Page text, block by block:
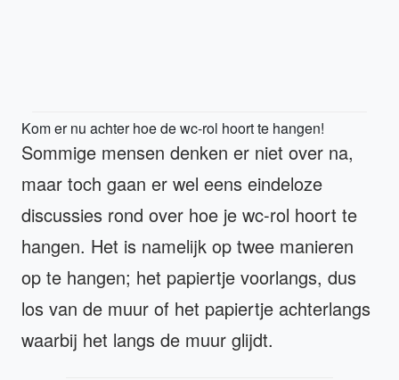
Kom er nu achter hoe de wc-rol hoort te hangen!
Sommige mensen denken er niet over na,
maar toch gaan er wel eens eindeloze
discussies rond over hoe je wc-rol hoort te
hangen. Het is namelijk op twee manieren
op te hangen; het papiertje voorlangs, dus
los van de muur of het papiertje achterlangs
waarbij het langs de muur glijdt.